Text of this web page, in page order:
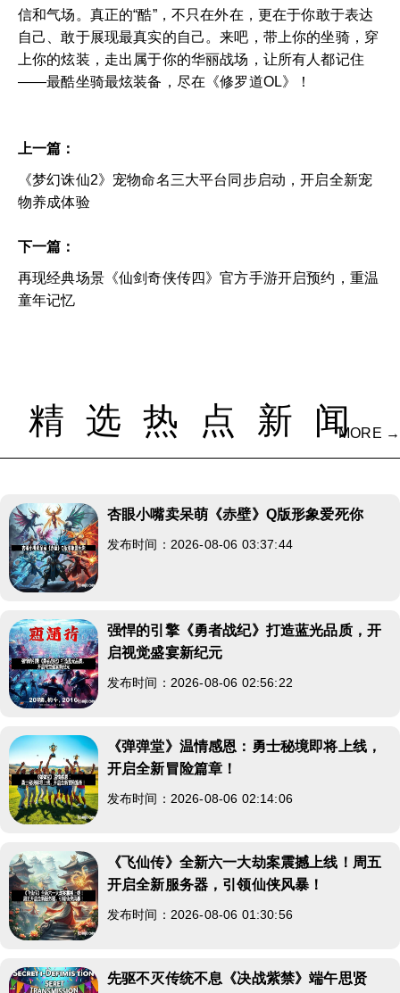
信和气场。真正的“酷”，不只在外在，更在于你敢于表达
自己、敢于展现最真实的自己。来吧，带上你的坐骑，穿
上你的炫装，走出属于你的华丽战场，让所有人都记住
——最酷坐骑最炫装备，尽在《修罗道OL》！
上一篇：
《梦幻诛仙2》宠物命名三大平台同步启动，开启全新宠
物养成体验
下一篇：
再现经典场景《仙剑奇侠传四》官方手游开启预约，重温
童年记忆
精选热点新闻
MORE →
杏眼小嘴卖呆萌《赤壁》Q版形象爱死你
发布时间：2026-08-06 03:37:44
强悍的引擎《勇者战纪》打造蓝光品质，开
启视觉盛宴新纪元
发布时间：2026-08-06 02:56:22
《弹弹堂》温情感恩：勇士秘境即将上线，
开启全新冒险篇章！
发布时间：2026-08-06 02:14:06
《飞仙传》全新六一大劫案震撼上线！周五
开启全新服务器，引领仙侠风暴！
发布时间：2026-08-06 01:30:56
先驱不灭传统不息《决战紫禁》端午思贤